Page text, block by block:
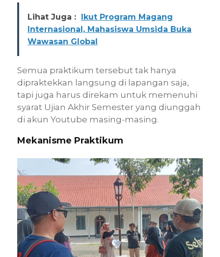
Lihat Juga :
Ikut Program Magang
Internasional, Mahasiswa Umsida Buka
Wawasan Global
Semua praktikum tersebut tak hanya
dipraktekkan langsung di lapangan saja,
tapi juga harus direkam untuk memenuhi
syarat Ujian Akhir Semester yang diunggah
di akun Youtube masing-masing.
Mekanisme Praktikum